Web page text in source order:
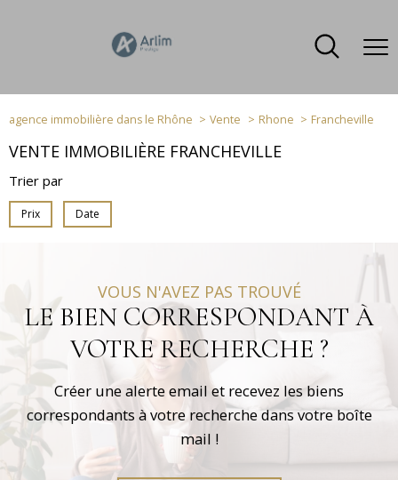
agence immobilière dans le Rhône Vente Rhone Francheville
VENTE IMMOBILIÈRE FRANCHEVILLE
Trier par
Prix Date
VOUS N'AVEZ PAS TROUVÉ
LE BIEN CORRESPONDANT À
VOTRE RECHERCHE ?
Créer une alerte email et recevez les biens
correspondants à votre recherche dans votre boîte
mail !